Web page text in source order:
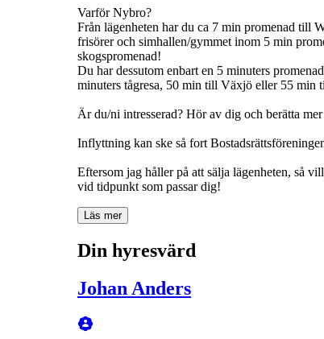
Varför Nybro?
Från lägenheten har du ca 7 min promenad till
frisörer och simhallen/gymmet inom 5 min
skogspromenad!
Du har dessutom enbart en 5 minuters
minuters tågresa, 50 min till Växjö eller 55 min
Är du/ni intresserad? Hör av dig och berätta
Inflyttning kan ske så fort
Eftersom jag håller på att sälja lägenheten, så
vid tidpunkt som passar dig!
Läs mer
Din hyresvärd
Johan Anders